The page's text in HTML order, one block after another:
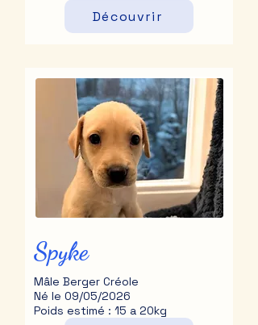
Découvrir
Spyke
Mâle Berger Créole
Né le 09/05/2026
Poids estimé : 15 a 20kg